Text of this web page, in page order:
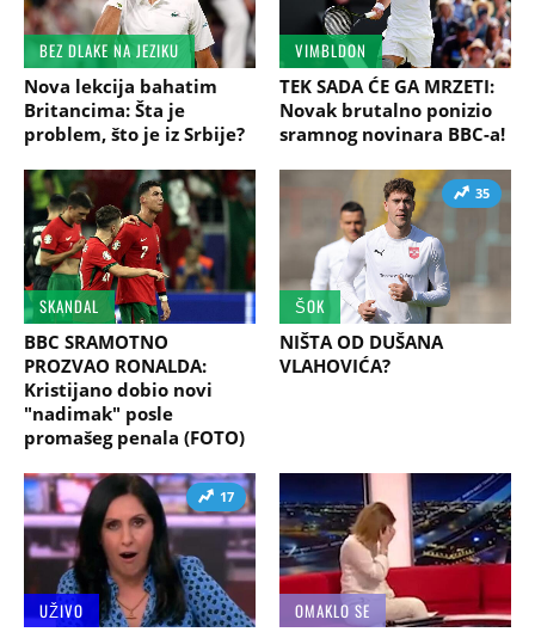
BEZ DLAKE NA JEZIKU
Nova lekcija bahatim
Britancima: Šta je
problem, što je iz Srbije?
VIMBLDON
TEK SADA ĆE GA MRZETI:
Novak brutalno ponizio
sramnog novinara BBC-a!
SKANDAL
BBC SRAMOTNO
PROZVAO RONALDA:
Kristijano dobio novi
"nadimak" posle
promašeg penala (FOTO)
35
ŠOK
NIŠTA OD DUŠANA
VLAHOVIĆA?
17
UŽIVO
OMAKLO SE